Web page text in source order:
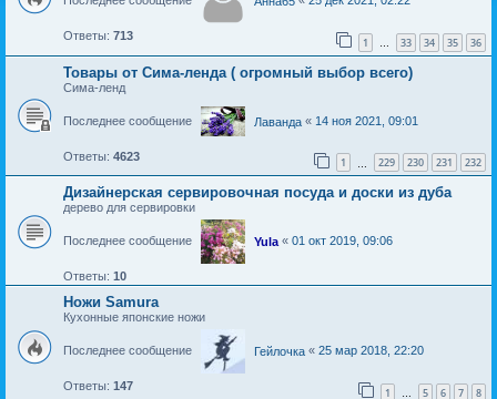
Ответы: 713 1 … 33 34 35 36
Товары от Сима-ленда ( огромный выбор всего)
Сима-ленд
Последнее сообщение Лаванда « 14 ноя 2021, 09:01
Ответы: 4623 1 229 230 231 232
Дизайнерская сервировочная посуда и доски из дуба
дерево для сервировки
Последнее сообщение Yula « 01 окт 2019, 09:06
Ответы: 10
Ножи Samura
Кухонные японские ножи
Последнее сообщение Гейлочка « 25 мар 2018, 22:20
Ответы: 147 1 … 5 6 7 8